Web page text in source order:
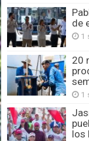
de
1
20
1
los